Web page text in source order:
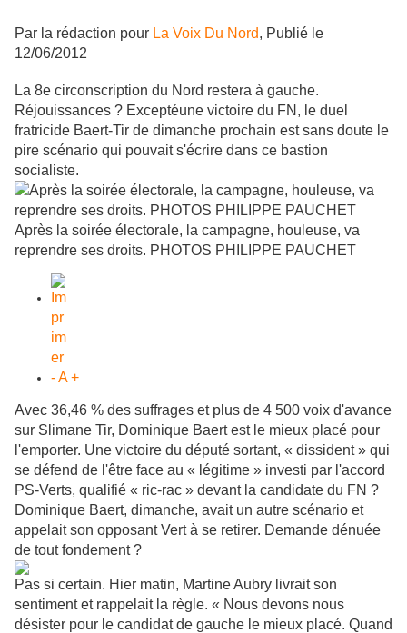
Par la rédaction pour La Voix Du Nord, Publié le
12/06/2012
La 8e circonscription du Nord restera à gauche.
Réjouissances ? Exceptéune victoire du FN, le duel
fratricide Baert-Tir de dimanche prochain est sans doute le
pire scénario qui pouvait s'écrire dans ce bastion
socialiste.
Après la soirée électorale, la campagne, houleuse, va
reprendre ses droits. PHOTOS PHILIPPE PAUCHET
-A +
Avec 36,46 % des suffrages et plus de 4 500 voix d'avance
sur Slimane Tir, Dominique Baert est le mieux placé pour
l'emporter. Une victoire du député sortant, « dissident » qui
se défend de l'être face au « légitime » investi par l'accord
PS-Verts, qualifié « ric-rac » devant la candidate du FN ?
Dominique Baert, dimanche, avait un autre scénario et
appelait son opposant Vert à se retirer. Demande dénuée
de tout fondement ?
Pas si certain. Hier matin, Martine Aubry livrait son
sentiment et rappelait la règle. « Nous devons nous
désister pour le candidat de gauche le mieux placé. Quand